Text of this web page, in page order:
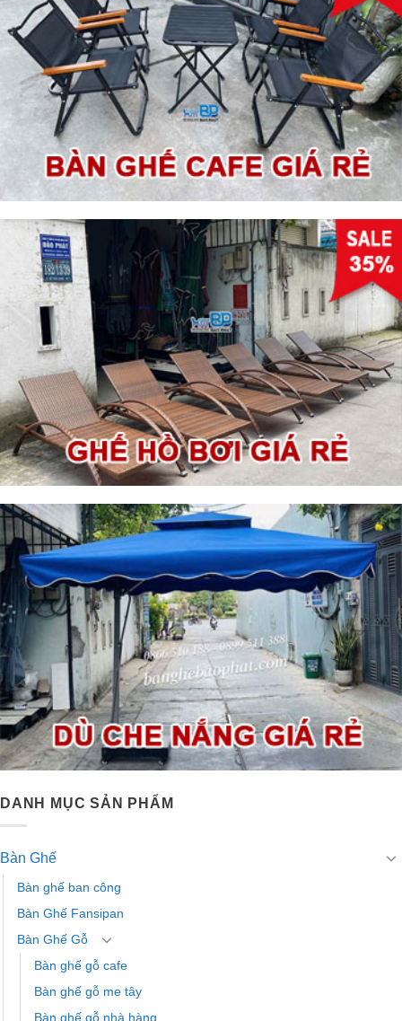
DANH MỤC SẢN PHẨM
Bàn Ghế
Bàn ghế ban công
Bàn Ghế Fansipan
Bàn Ghế Gỗ
Bàn ghế gỗ cafe
Bàn ghế gỗ me tây
Bàn ghế gỗ nhà hàng